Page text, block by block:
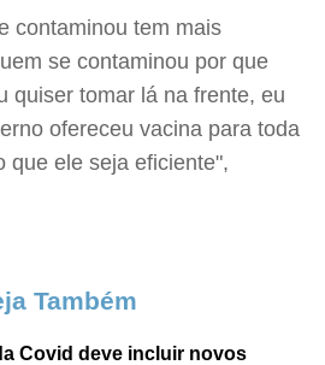
contaminou tem mais
se contaminou por que
quiser tomar lá na frente, eu
ofereceu vacina para toda
que ele seja eficiente",
Também
Covid deve incluir novos